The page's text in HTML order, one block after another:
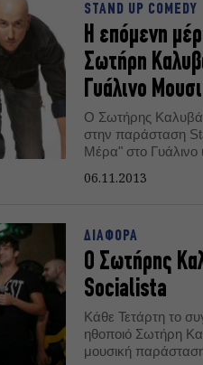
STAND UP COMEDY
Η επόμενη
Σωτήρη
Γυάλινο
Ο Σωτήρης
στην παράσταση
Μέρα" στο Γυάλινο
06.11.2013
ΔΙΑΦΟΡΑ
Ο Σωτήρης
Socialista
Κάθε Τετάρτη το
ηθοποιό Σωτήρη
μουσική